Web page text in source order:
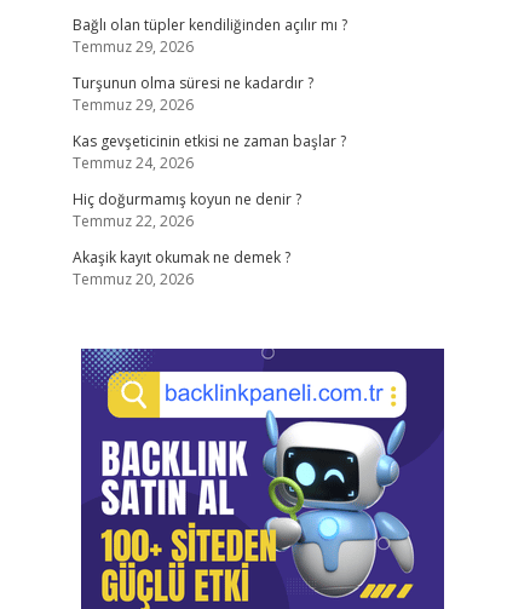
Bağlı olan tüpler kendiliğinden açılır mı ?
Temmuz 29, 2026
Turşunun olma süresi ne kadardır ?
Temmuz 29, 2026
Kas gevşeticinin etkisi ne zaman başlar ?
Temmuz 24, 2026
Hiç doğurmamış koyun ne denir ?
Temmuz 22, 2026
Akaşik kayıt okumak ne demek ?
Temmuz 20, 2026